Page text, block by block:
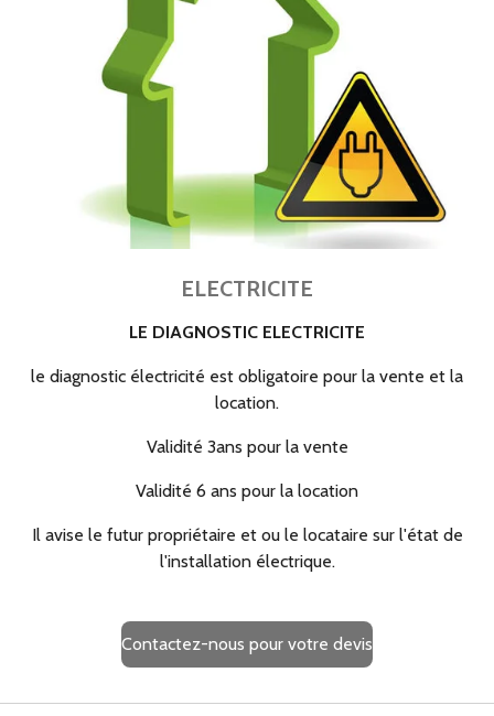
ELECTRICITE
LE DIAGNOSTIC ELECTRICITE
le diagnostic électricité est obligatoire pour la vente et la
location.
Validité 3ans pour la vente
Validité 6 ans pour la location
Il avise le futur propriétaire et ou le locataire sur l'état de
l'installation électrique.
Contactez-nous pour votre devis